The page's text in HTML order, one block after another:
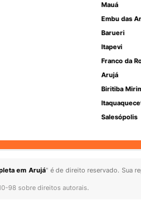
Mauá
Embu das
Barueri
Itapevi
Franco da
Arujá
Biritiba
Salesópolis
em Arujá" é de direito reservado. Sua
98 sobre direitos autorais.